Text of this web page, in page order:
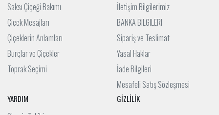
Saksı Çiçeği Bakımı
Çiçek Mesajları
Çiçeklerin Anlamları
Burçlar ve Çiçekler
Toprak Seçimi
İletişim Bilgilerimiz
BANKA BILGILERI
Sipariş ve Teslimat
Yasal Haklar
İade Bilgileri
Mesafeli Satış Sözleşmesi
YARDIM GİZLİLİK